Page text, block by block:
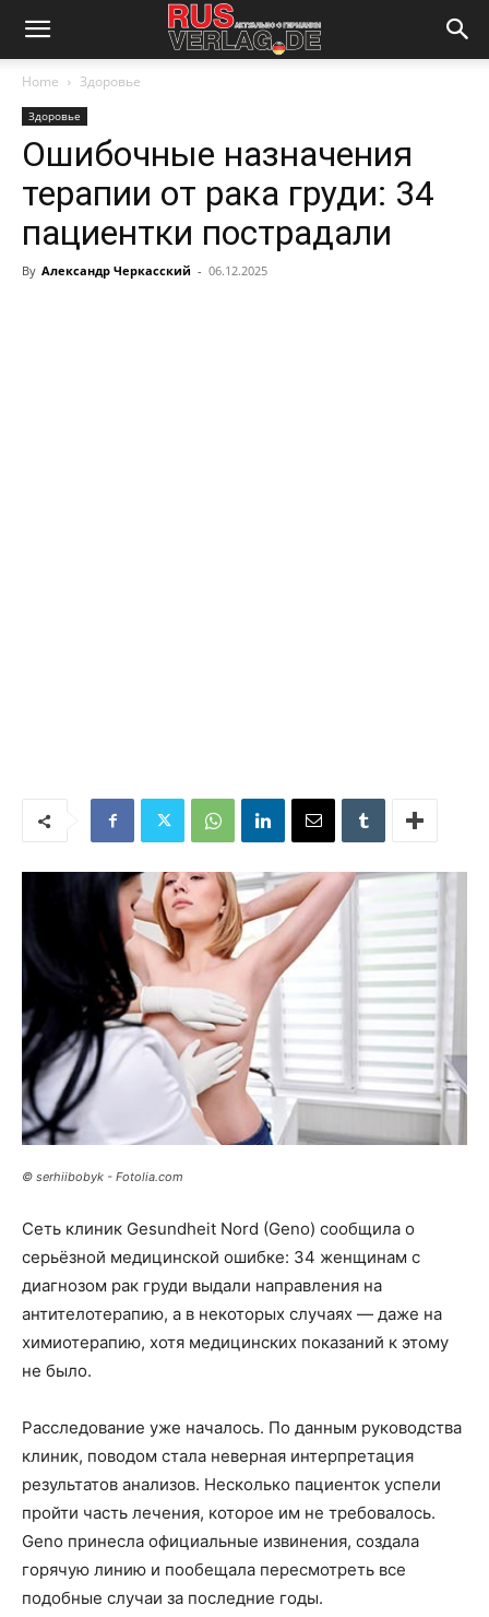
Home Здоровье
Здоровье
Ошибочные назначения
терапии от рака груди: 34
пациентки пострадали
By Александр Черкасский - 06.12.2025
© serhiibobyk - Fotolia.com
Сеть клиник Gesundheit Nord (Geno) сообщила о
серьёзной медицинской ошибке: 34 женщинам с
диагнозом рак груди выдали направления на
антителотерапию, а в некоторых случаях — даже на
химиотерапию, хотя медицинских показаний к этому
не было.
Расследование уже началось. По данным руководства
клиник, поводом стала неверная интерпретация
результатов анализов. Несколько пациенток успели
пройти часть лечения, которое им не требовалось.
Geno принесла официальные извинения, создала
горячую линию и пообещала пересмотреть все
подобные случаи за последние годы.